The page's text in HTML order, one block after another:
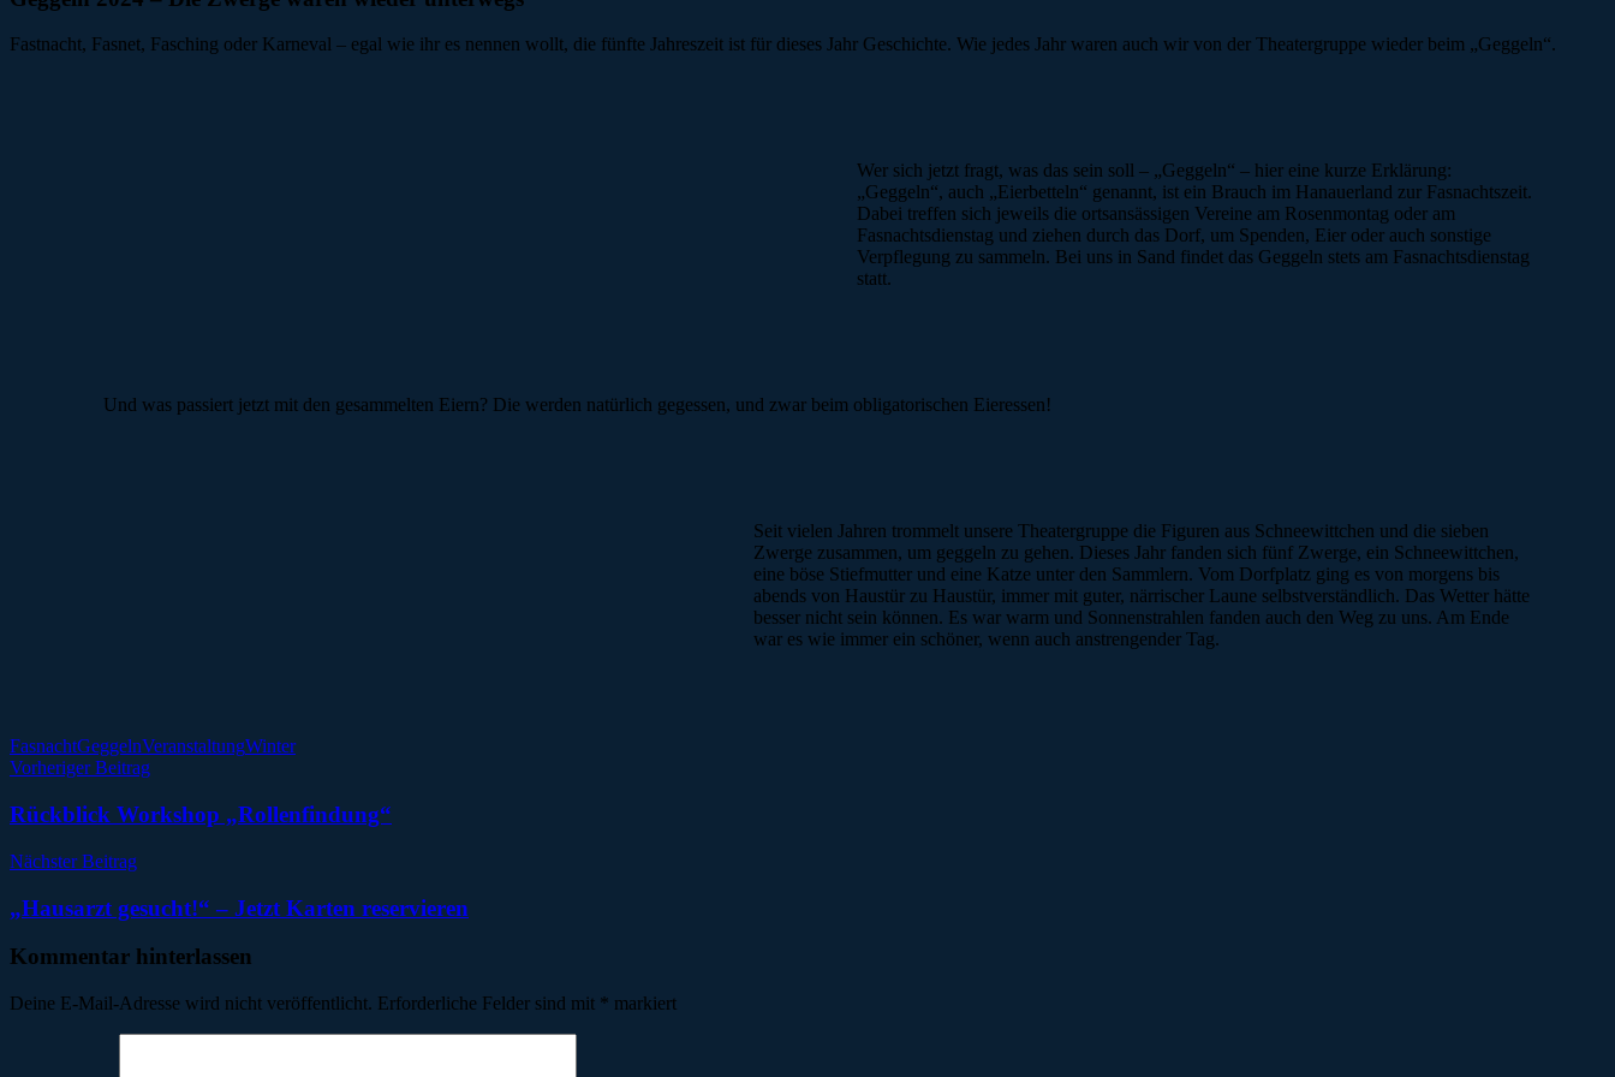
Fastnacht, Fasnet, Fasching oder Karneval – egal wie ihr es nennen wollt, die fünfte Jahreszeit ist für dieses Jahr Geschichte. Wie jedes Jahr waren auch wir von der Theatergruppe wieder beim „Geggeln“.
Wer sich jetzt fragt, was das sein soll – „Geggeln“ – hier eine kurze Erklärung:
„Geggeln“, auch „Eierbetteln“ genannt, ist ein Brauch im Hanauerland zur Fasnachtszeit.
Dabei treffen sich jeweils die ortsansässigen Vereine am Rosenmontag oder am
Fasnachtsdienstag und ziehen durch das Dorf, um Spenden, Eier oder auch sonstige
Verpflegung zu sammeln. Bei uns in Sand findet das Geggeln stets am Fasnachtsdienstag
statt.
Und was passiert jetzt mit den gesammelten Eiern? Die werden natürlich gegessen, und zwar beim obligatorischen Eieressen!
Seit vielen Jahren trommelt unsere Theatergruppe die Figuren aus Schneewittchen und die sieben
Zwerge zusammen, um geggeln zu gehen. Dieses Jahr fanden sich fünf Zwerge, ein Schneewittchen,
eine böse Stiefmutter und eine Katze unter den Sammlern. Vom Dorfplatz ging es von morgens bis
abends von Haustür zu Haustür, immer mit guter, närrischer Laune selbstverständlich. Das Wetter hätte
besser nicht sein können. Es war warm und Sonnenstrahlen fanden auch den Weg zu uns. Am Ende
war es wie immer ein schöner, wenn auch anstrengender Tag.
FasnachtGeggelnVeranstaltungWinter
Beitragsnavigation
Vorheriger Beitrag
Rückblick Workshop „Rollenfindung“
Nächster Beitrag
„Hausarzt gesucht!“ – Jetzt Karten reservieren
Kommentar hinterlassen
Deine E-Mail-Adresse wird nicht veröffentlicht. Erforderliche Felder sind mit * markiert